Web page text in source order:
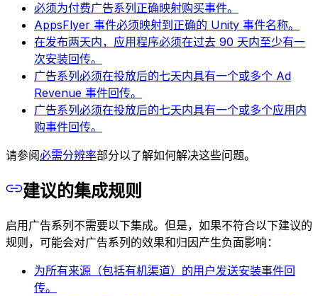
必须为付费广告系列正确映射购买事件。
AppsFlyer 事件必须映射到正确的 Unity 事件名称。
在发布两天内，应用程序必须在过去 90 天内至少有一
次安装回传。
广告系列必须在投放后的七天内具有一个或多个 Ad
Revenue 事件回传。
广告系列必须在投放后的七天内具有一个或多个应用内
购事件回传。
请参阅必需分辨率部分以了解如何解决这些问题。
建议的集成规则
启用广告系列不需要以下集成。但是，如果不符合以下建议的
规则，可能会对广告系列的效果和归因产生负面影响：
为所有来源（包括有机渠道）的用户发送安装事件回
传。